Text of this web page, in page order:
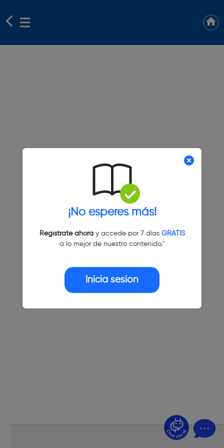
¡No esperes más!
Regístrate ahoray accede por 7 días GRATIS
a lo mejor de nuestro contenido."
Inicia sesión